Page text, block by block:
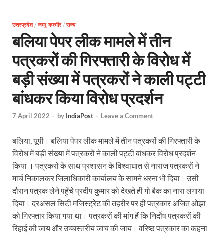
Bharat Tex 2026: टेक्सटाइल निवेश के प्रमुख गंतव्य के
Shri Ram Mandir: श्रीराम मंदिर चढ़ावा चोरी के
CM Yogi Barabanki Visit: मुख्यमंत्री योगी आदित्यनाथ
The Kshitij Show: द क्षितिज शो में पहुंचे जुयाल और
West Bengal Rajya Sabha By-Election: चुनाव
Shri Kashi Vishwanath Mandir: उत्तरकाशी में CM
Dr.Teejan Bai: विश्वविख्यात पंडवानी गायिका, पद्म
Khatipura Mega Coach Care Terminal: खातीपुरा में
Sundarpura Railway Station: खाटू श्याम जी के भक्तो
उत्तरप्रदेश/ जम्मू-कश्मीर/ राज्य
बलिया पेपर लीक मामले में तीन
पत्रकरों की गिरफ्तारी के विरोध में
बड़ी संख्या में पत्रकरों ने काली पट्टी
बांधकर किया विरोध प्रदर्शन
7 April 2022 - by IndiaPost - Leave a Comment
बलिया, यूपी। बलिया पेपर लीक मामले में तीन पत्रकरों की गिरफ्तारी के
विरोध में बड़ी संख्या में पत्रकरों ने काली पट्टी बांधकर विरोध प्रदर्शन
किया । पत्रकरो के साथ प्रशासन के विश्वाघात से नाराज पत्रकरों ने
मार्च निकालकर जिलाधिकारी कार्यालय के सामने धरना भी दिया। उसी
दौरान पत्रक लेने पहुँचे प्रदीप कुमार को देखते ही गो बैक का नारा लगाया
दिया। दरअसल सिटी मजिस्ट्रेट की तहरीर पर ही पत्रकार अजित ओझा
को गिरफ्तार किया गया था। पत्रकरों की मांग हैं कि निर्दोष पत्रकरों की
रिहाई की जाय और उच्चस्तरीय जांच की जाय। वरिष्ठ पत्रकार का कहना